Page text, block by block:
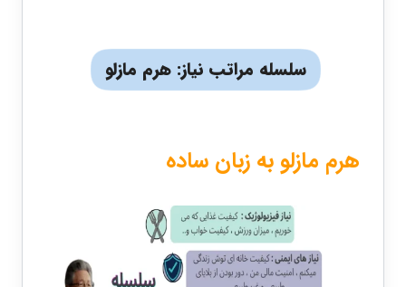
سلسله مراتب نیاز: هرم مازلو
هرم مازلو به زبان ساده